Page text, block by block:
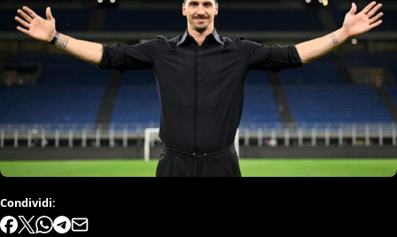
Condividi: